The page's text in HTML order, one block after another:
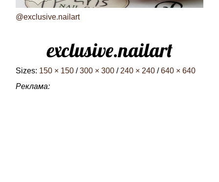
@exclusive.nailart
exclusive.nailart
Sizes: 150 × 150 / 300 × 300 / 240 × 240 / 640 × 640
Реклама: